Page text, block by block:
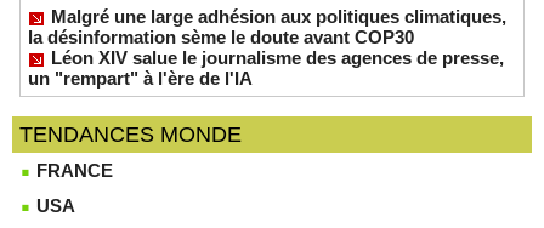
Malgré une large adhésion aux politiques climatiques,
la désinformation sème le doute avant COP30
Léon XIV salue le journalisme des agences de presse,
un "rempart" à l'ère de l'IA
TENDANCES MONDE
FRANCE
USA